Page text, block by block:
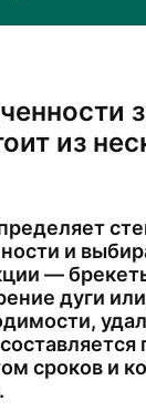
из
и
—
дуги
сроков и